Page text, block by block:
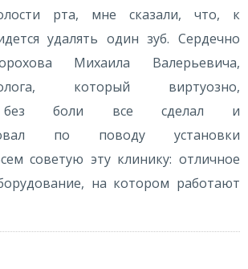
рта, мне сказали, что, к
удалять один зуб. Сердечно
Михаила Валерьевича,
который виртуозно,
без боли все сделал и
по поводу установки
советую эту клинику: отличное
на котором работают